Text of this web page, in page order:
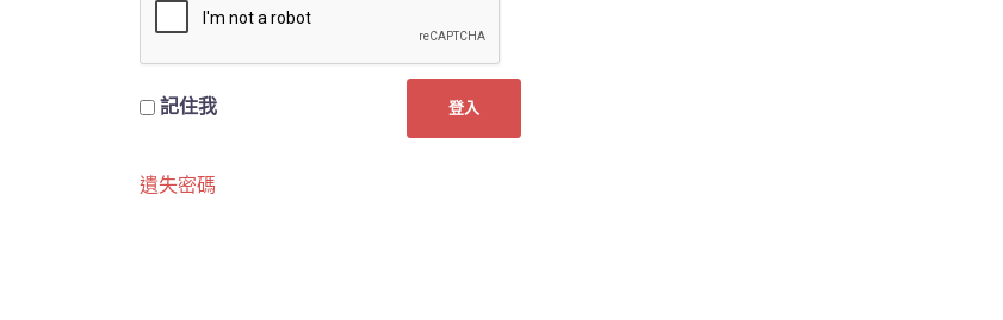
記住我
遺失密碼